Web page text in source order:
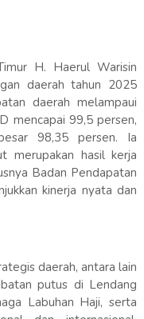
H. Haerul Warisin
daerah tahun 2025
daerah melampaui
mencapai 99,5 persen,
98,35 persen. Ia
merupakan hasil kerja
Badan Pendapatan
kinerja nyata dan
daerah, antara lain
putus di Lendang
Labuhan Haji, serta